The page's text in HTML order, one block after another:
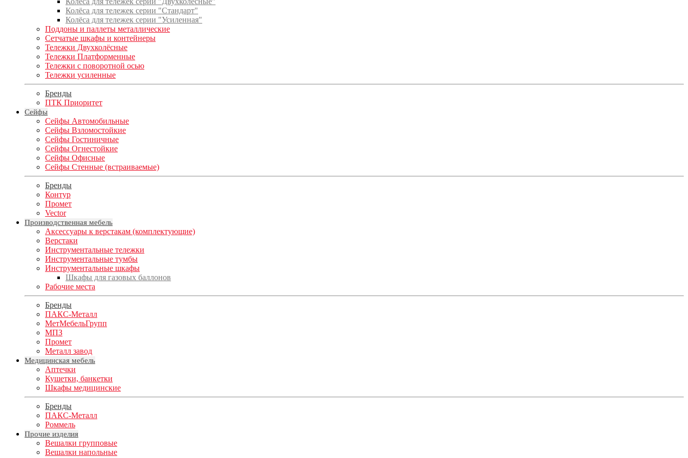
Колёса для тележек серии "Стандарт"
Колёса для тележек серии "Усиленная"
Поддоны и паллеты металлические
Сетчатые шкафы и контейнеры
Тележки Двухколёсные
Тележки Платформенные
Тележки с поворотной осью
Тележки усиленные
Бренды
ПТК Приоритет
Сейфы
Сейфы Автомобильные
Сейфы Взломостойкие
Сейфы Гостиничные
Сейфы Огнестойкие
Сейфы Офисные
Сейфы Стенные (встраиваемые)
Бренды
Контур
Промет
Vector
Производственная мебель
Аксессуары к верстакам (комплектующие)
Верстаки
Инструментальные тележки
Инструментальные тумбы
Инструментальные шкафы
Шкафы для газовых баллонов
Рабочие места
Бренды
ПАКС-Металл
МетМебельГрупп
МПЗ
Промет
Металл завод
Медицинская мебель
Аптечки
Кушетки, банкетки
Шкафы медицинские
Бренды
ПАКС-Металл
Роммель
Прочие изделия
Вешалки групповые
Вешалки напольные